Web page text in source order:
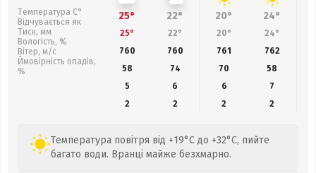
Температура С°
Відчувається як
Тиск, мм
Вологість, %
Вітер, м/с
Ймовірність опадів,
%
25° 22° 20° 24°
25° 22° 20° 24°
760
760 761 762
58
74 70 58
5
6 6
7
2
2 2 2
Температура повітря від +19°C до +32°C, пийте
багато води. Вранці майже безхмарно.